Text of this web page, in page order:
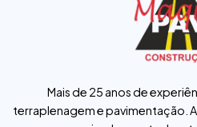
Mais de 25 anos de
terraplenagem e pavimentação.